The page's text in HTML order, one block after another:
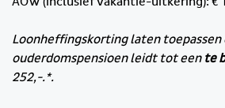
Loonheffingskorting laten toepassen
ouderdomspensioen leidt tot een te
252,-.*.